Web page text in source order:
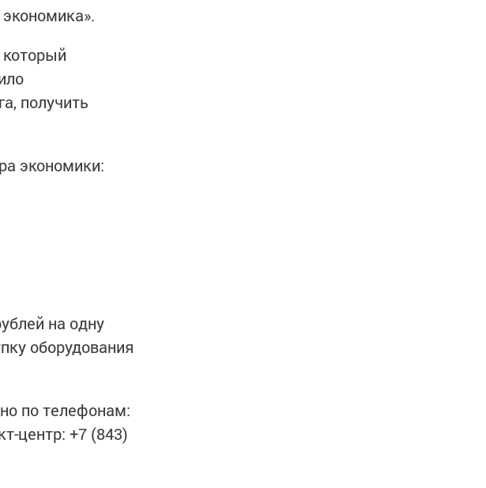
получить
экономики:
на одну
оборудования
по телефонам:
центр: +7 (843)